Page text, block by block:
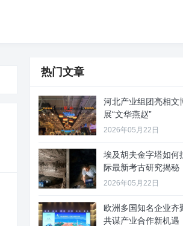
热门文章
河北产业组团亮相文
展“文华燕赵”
2026年05月22日
埃及胡夫金字塔如何
际最新考古研究揭秘
2026年05月22日
欧洲多国知名企业齐
共谋产业合作新机遇